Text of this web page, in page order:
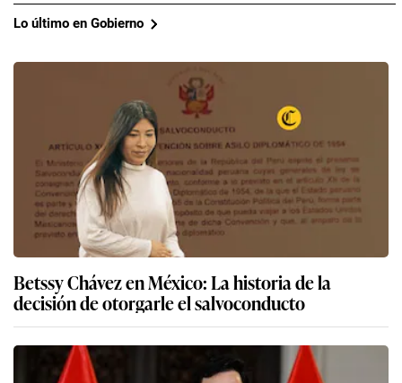
Lo último en Gobierno
Betssy Chávez en México: La historia de la
decisión de otorgarle el salvoconducto